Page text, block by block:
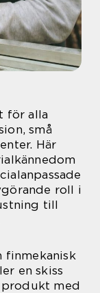
för alla
små
Här
roll i
till
finmekanisk
en skiss
med